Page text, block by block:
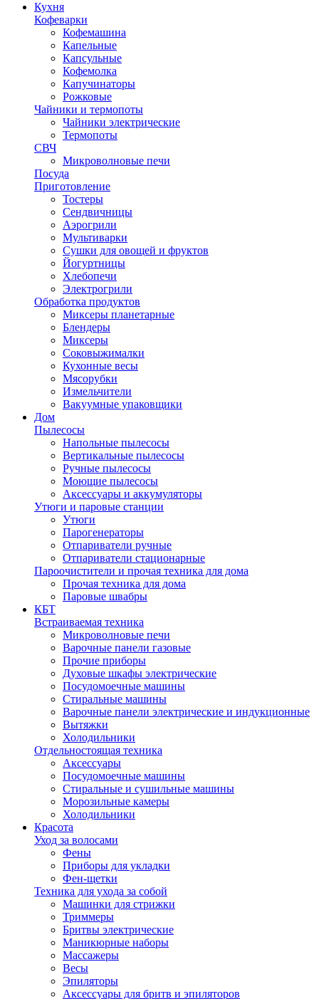
Кухня
Кофеварки
Кофемашина
Капельные
Капсульные
Кофемолка
Капучинаторы
Рожковые
Чайники и термопоты
Чайники электрические
Термопоты
СВЧ
Микроволновые печи
Посуда
Приготовление
Тостеры
Сендвичницы
Аэрогрили
Мультиварки
Сушки для овощей и фруктов
Йогуртницы
Хлебопечи
Электрогрили
Обработка продуктов
Миксеры планетарные
Блендеры
Миксеры
Соковыжималки
Кухонные весы
Мясорубки
Измельчители
Вакуумные упаковщики
Дом
Пылесосы
Напольные пылесосы
Вертикальные пылесосы
Ручные пылесосы
Моющие пылесосы
Аксессуары и аккумуляторы
Утюги и паровые станции
Утюги
Парогенераторы
Отпариватели ручные
Отпариватели стационарные
Пароочистители и прочая техника для дома
Прочая техника для дома
Паровые швабры
КБТ
Встраиваемая техника
Микроволновые печи
Варочные панели газовые
Прочие приборы
Духовые шкафы электрические
Посудомоечные машины
Стиральные машины
Варочные панели электрические и индукционные
Вытяжки
Холодильники
Отдельностоящая техника
Аксессуары
Посудомоечные машины
Стиральные и сушильные машины
Морозильные камеры
Холодильники
Красота
Уход за волосами
Фены
Приборы для укладки
Фен-щетки
Техника для ухода за собой
Машинки для стрижки
Триммеры
Бритвы электрические
Маникюрные наборы
Массажеры
Весы
Эпиляторы
Аксессуары для бритв и эпиляторов